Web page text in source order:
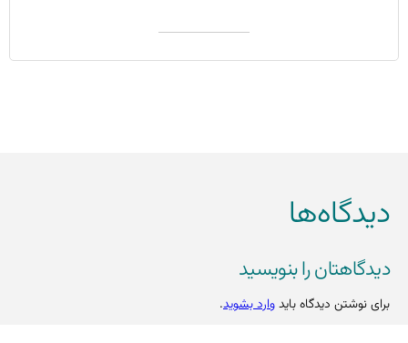
دیدگاه‌ها
دیدگاهتان را بنویسید
برای نوشتن دیدگاه بایدوارد بشوید.